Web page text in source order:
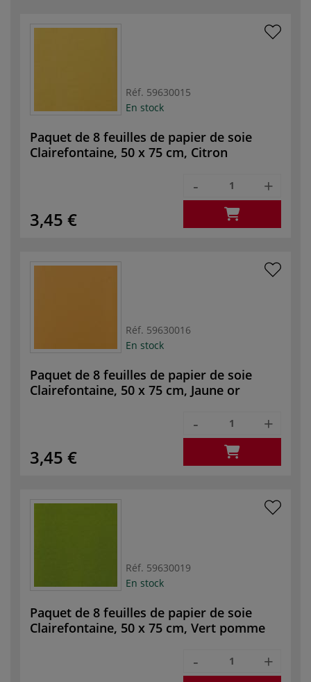
Réf. 59630015
En stock
Paquet de 8 feuilles de papier de soie
Clairefontaine, 50 x 75 cm, Citron
3,45 €
- +
Réf. 59630016
En stock
Paquet de 8 feuilles de papier de soie
Clairefontaine, 50 x 75 cm, Jaune or
3,45 €
- +
Réf. 59630019
En stock
Paquet de 8 feuilles de papier de soie
Clairefontaine, 50 x 75 cm, Vert pomme
- +